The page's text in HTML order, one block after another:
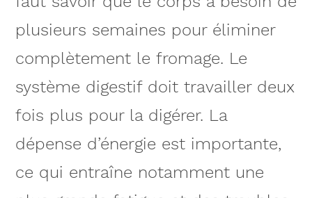
plusieurs semaines pour éliminer
complètement le fromage. Le
système digestif doit travailler deux
fois plus pour la digérer. La
dépense d’énergie est importante,
ce qui entraîne notamment une